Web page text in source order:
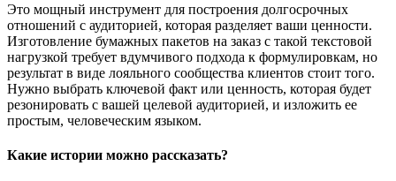
Это мощный инструмент для построения долгосрочных
отношений с аудиторией, которая разделяет ваши ценности.
Изготовление бумажных пакетов на заказ с такой текстовой
нагрузкой требует вдумчивого подхода к формулировкам, но
результат в виде лояльного сообщества клиентов стоит того.
Нужно выбрать ключевой факт или ценность, которая будет
резонировать с вашей целевой аудиторией, и изложить ее
простым, человеческим языком.
Какие истории можно рассказать?